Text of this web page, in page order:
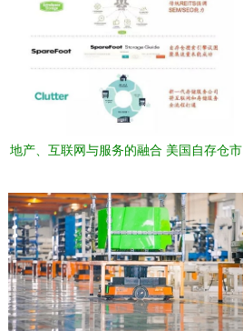
地产、互联网与服务的融合 美国自存仓市